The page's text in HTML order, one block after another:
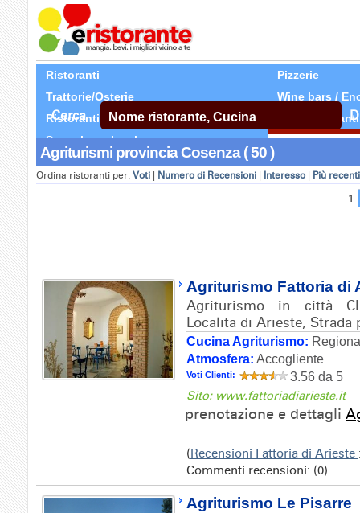
Ristoranti
Pizzerie
Trattorie/Osterie
Wine bars /
Ristoranti Etnici
Tutti Ristoranti
Segnala un locale
Cerca
Agriturismi provincia Cosenza ( 50 )
Ordina ristoranti per: Voti Numero di Recensioni Interesso Più recenti
1
Agriturismo Fattoria di
Agriturismo in città
Localita di Arieste, Strada
Cucina Agriturismo:
Atmosfera: Accogliente
Voti Clienti: 3.56 da 5
Sito: www.fattoriadiarieste.it
prenotazione e dettagli
(Recensioni Fattoria di Arieste
Commenti recensioni: (0)
Agriturismo Le Pisarre